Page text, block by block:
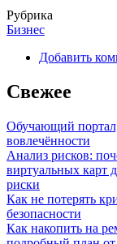
Рубрика
Бизнес
Добавить
Свежее
Обучающий
вовлечённости
Анализ рисков:
виртуальных карт
риски
Как не потерять
безопасности
Как накопить на